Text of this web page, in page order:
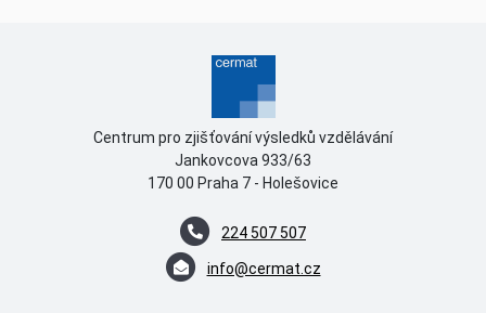
Centrum pro zjišťování výsledků vzdělávání
Jankovcova 933/63
170 00 Praha 7 - Holešovice
224 507 507
info@cermat.cz